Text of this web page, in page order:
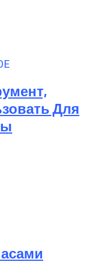
Для